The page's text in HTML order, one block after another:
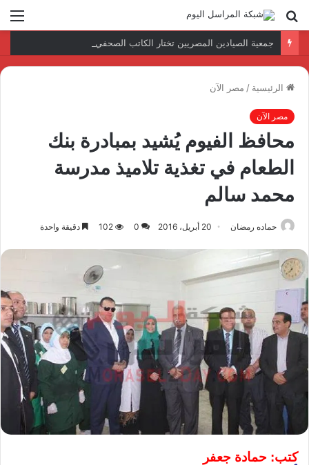
بحث
عن
الرئيسية / مصر الآن
مصر الآن
محافظ الفيوم يُشيد بمبادرة بنك
الطعام في تغذية تلاميذ مدرسة
محمد سالم
حماده رمضان 20 أبريل، 2016 0
102 دقيقة واحدة
كتب: حمادة جعفر